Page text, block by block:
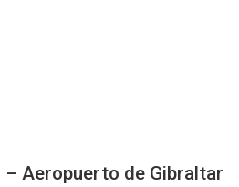
– Aeropuerto de Gibraltar